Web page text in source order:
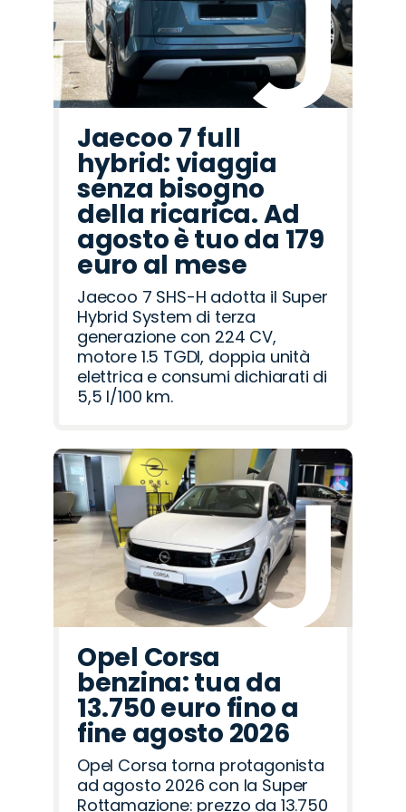
Jaecoo 7 full
hybrid: viaggia
senza bisogno
della ricarica. Ad
agosto è tuo da 179
euro al mese
Jaecoo 7 SHS-H adotta il Super
Hybrid System di terza
generazione con 224 CV,
motore 1.5 TGDI, doppia unità
elettrica e consumi dichiarati di
5,5 l/100 km.
Opel Corsa
benzina: tua da
13.750 euro fino a
fine agosto 2026
Opel Corsa torna protagonista
ad agosto 2026 con la Super
Rottamazione: prezzo da 13.750